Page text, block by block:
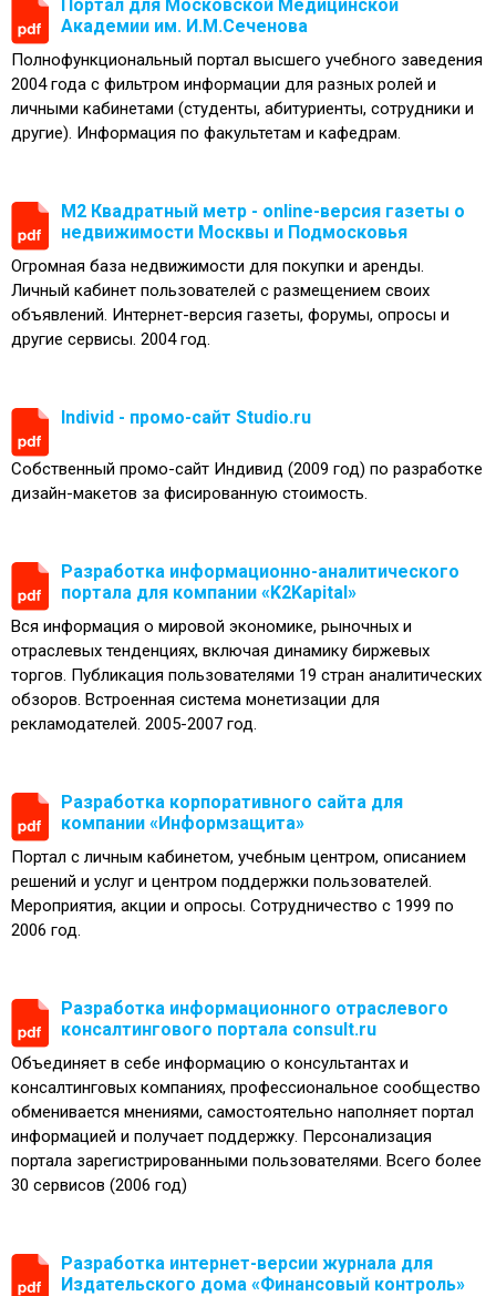
Портал для Московской Медицинской
Академии им. И.М.Сеченова
Полнофункциональный портал высшего учебного заведения
2004 года с фильтром информации для разных ролей и
личными кабинетами (студенты, абитуриенты, сотрудники и
другие). Информация по факультетам и кафедрам.
М2 Квадратный метр - online-версия газеты о
недвижимости Москвы и Подмосковья
Огромная база недвижимости для покупки и аренды.
Личный кабинет пользователей с размещением своих
объявлений. Интернет-версия газеты, форумы, опросы и
другие сервисы. 2004 год.
Individ - промо-сайт Studio.ru
Собственный промо-сайт Индивид (2009 год) по разработке
дизайн-макетов за фисированную стоимость.
Разработка информационно-аналитического
портала для компании «K2Kapital»
Вся информация о мировой экономике, рыночных и
отраслевых тенденциях, включая динамику биржевых
торгов. Публикация пользователями 19 стран аналитических
обзоров. Встроенная система монетизации для
рекламодателей. 2005-2007 год.
Разработка корпоративного сайта для
компании «Информзащита»
Портал с личным кабинетом, учебным центром, описанием
решений и услуг и центром поддержки пользователей.
Мероприятия, акции и опросы. Сотрудничество с 1999 по
2006 год.
Разработка информационного отраслевого
консалтингового портала сonsult.ru
Объединяет в себе информацию о консультантах и
консалтинговых компаниях, профессиональное сообщество
обменивается мнениями, самостоятельно наполняет портал
информацией и получает поддержку. Персонализация
портала зарегистрированными пользователями. Всего более
30 сервисов (2006 год)
Разработка интернет-версии журнала для
Издательского дома «Финансовый контроль»